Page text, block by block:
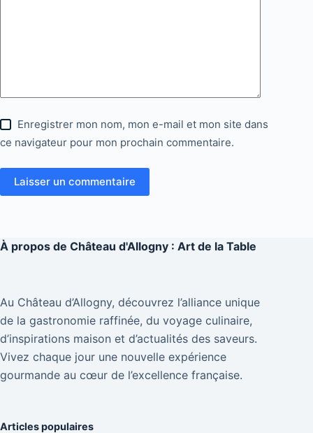
Enregistrer mon nom, mon e-mail et mon site dans
ce navigateur pour mon prochain commentaire.
Laisser un commentaire
À propos de Château d'Allogny : Art de la Table
Au Château d’Allogny, découvrez l’alliance unique
de la gastronomie raffinée, du voyage culinaire,
d’inspirations maison et d’actualités des saveurs.
Vivez chaque jour une nouvelle expérience
gourmande au cœur de l’excellence française.
Articles populaires